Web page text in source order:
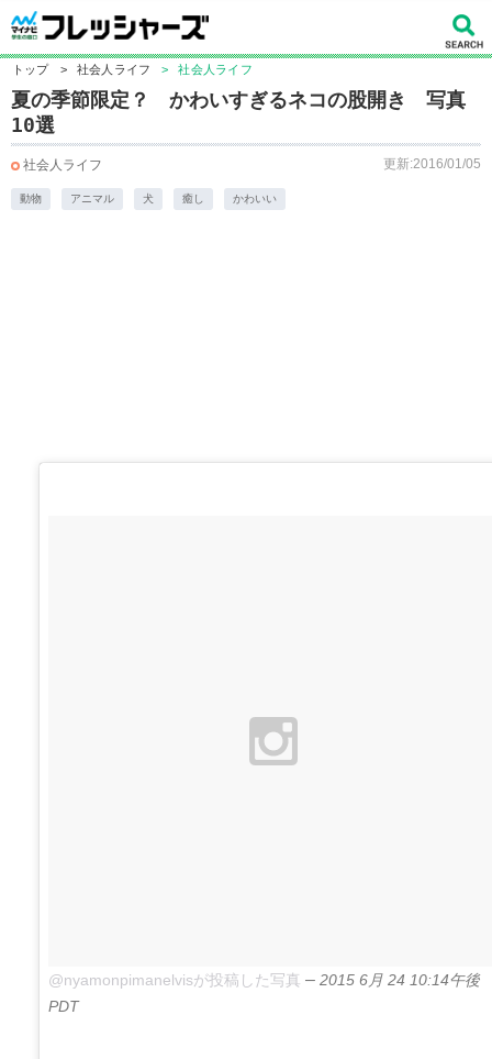
トップ > 社会人ライフ > 社会人ライフ
夏の季節限定？ かわいすぎるネコの股開き 写真
10選
社会人ライフ 更新:2016/01/05
動物 アニマル 犬 癒し かわいい
@nyamonpimanelvisが投稿した写真 – 2015 6月 24 10:14午後
PDT